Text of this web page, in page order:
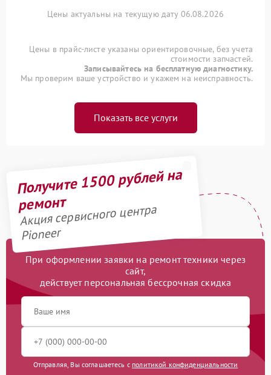
Цены актуальны на текущую дату 06.08.2026
Цены в прайс-листе указаны ориентировочные, без учета
стоимости запчастей.
Записывайтесь на бесплатную диагностику.
Мы проверим ваше устройство и укажем на неисправность.
Показать все услуги
Получите 1500 рублей на
ремонт
Акция сервисного центра
Pioneer
При оформлении заявки на ремонт техники через
сайт,
действует персональная бессрочная скидка
Отправляя, Вы соглашаетесь с политикой конфиденциальности